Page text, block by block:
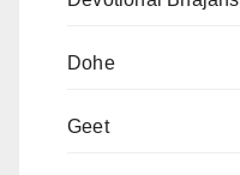
Dohe
Geet